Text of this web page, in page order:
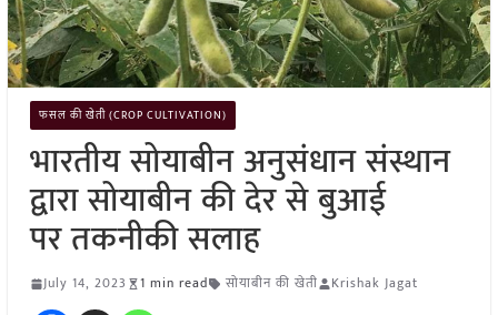
फसल की खेती (CROP CULTIVATION)
भारतीय सोयाबीन अनुसंधान संस्थान
द्वारा सोयाबीन की देर से बुआई
पर तकनीकी सलाह
July 14, 2023 1 min read सोयाबीन की खेती Krishak Jagat